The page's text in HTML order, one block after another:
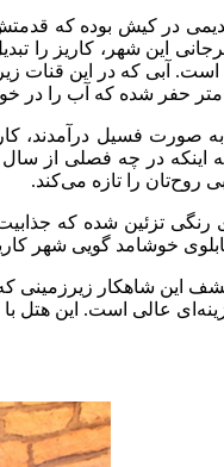
این شهر، کاریز را
است. آبی که در این
فسیل درآمدند، کار
در چه فصلی از سال
روح‌تان را تازه می‌کند.
رنگی تزئین شده که
خوشامد گویی شهر
این شاهکار زیرزمینی
عالی است. این هتل